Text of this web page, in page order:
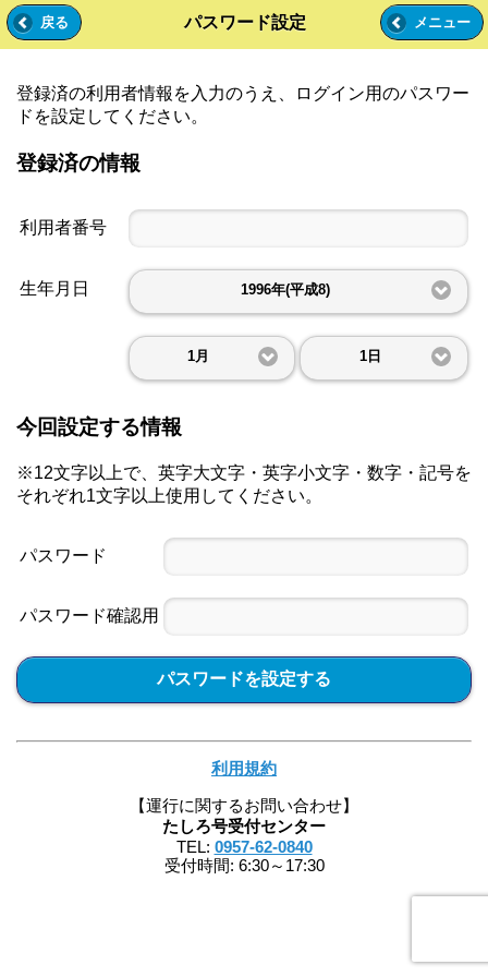
戻る メニュー
パスワード設定
登録済の利用者情報を入力のうえ、ログイン用のパスワー
ドを設定してください。
登録済の情報
利用者番号
生年月日 1996年(平成8)
1月 1日
今回設定する情報
※12文字以上で、英字大文字・英字小文字・数字・記号を
それぞれ1文字以上使用してください。
パスワード
パスワード確認用
パスワードを設定する
利用規約
【運行に関するお問い合わせ】
たしろ号受付センター
TEL: 0957-62-0840
受付時間: 6:30～17:30